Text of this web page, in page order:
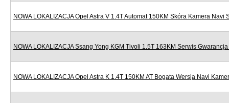
NOWA LOKALIZACJA Opel Astra V 1.4T Automat 150KM Skóra Kamera Navi
NOWA LOKALIZACJA Ssang Yong KGM Tivoli 1.5T 163KM Serwis
NOWA LOKALIZACJA Opel Astra K 1.4T 150KM AT Bogata Wersja Navi